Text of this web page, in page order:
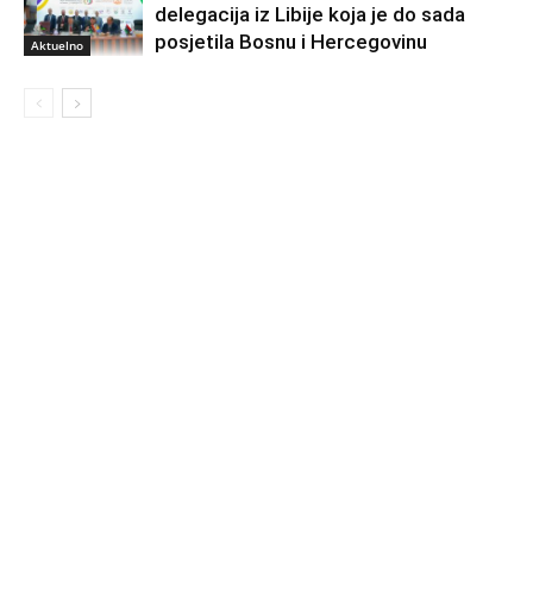
Aktuelno
delegacija iz Libije koja je do sada
posjetila Bosnu i Hercegovinu